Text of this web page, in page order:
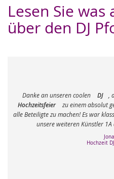
Lesen Sie
über den DJ
Danke an unseren coolen DJ
Hochzeitsfeier
zu einem absolut
alle Beteiligte zu machen! Es war
unsere weiteren Künstler
Hochzeit